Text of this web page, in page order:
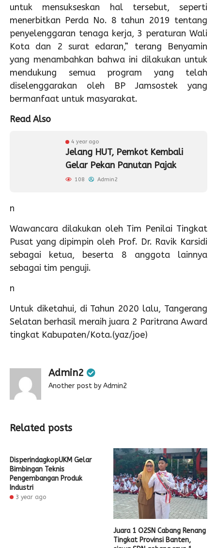
untuk mensukseskan hal tersebut, seperti
menerbitkan Perda No. 8 tahun 2019 tentang
penyelenggaran tenaga kerja, 3 peraturan Wali
Kota dan 2 surat edaran,” terang Benyamin
yang menambahkan bahwa ini dilakukan untuk
mendukung semua program yang telah
diselenggarakan oleh BP Jamsostek yang
bermanfaat untuk masyarakat.
Read Also
4 year ago
Jelang HUT, Pemkot Kembali
Gelar Pekan Panutan Pajak
108 Admin2
n
Wawancara dilakukan oleh Tim Penilai Tingkat
Pusat yang dipimpin oleh Prof. Dr. Ravik Karsidi
sebagai ketua, beserta 8 anggota lainnya
sebagai tim penguji.
n
Untuk diketahui, di Tahun 2020 lalu, Tangerang
Selatan berhasil meraih juara 2 Paritrana Award
tingkat Kabupaten/Kota.(yaz/joe)
Admin2
Another post by Admin2
Related posts
DisperindagkopUKM Gelar
Bimbingan Teknis
Pengembangan Produk
Industri
3 year ago
Juara 1 O2SN Cabang Renang
Tingkat Provinsi Banten,